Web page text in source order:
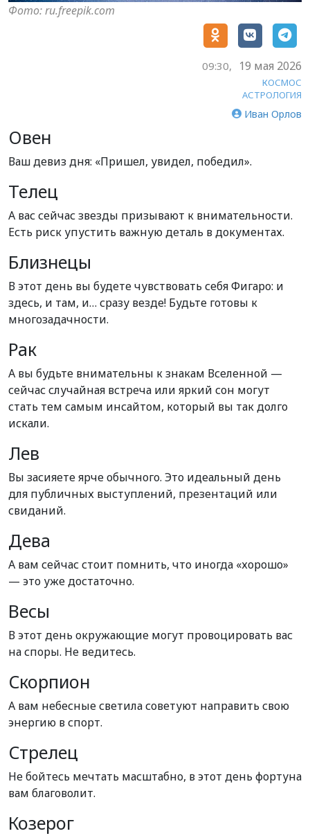
Фото: ru.freepik.com
09:30, 19 мая 2026
КОСМОС
АСТРОЛОГИЯ
Иван Орлов
Овен
Ваш девиз дня: «Пришел, увидел, победил».
Телец
А вас сейчас звезды призывают к внимательности.
Есть риск упустить важную деталь в документах.
Близнецы
В этот день вы будете чувствовать себя Фигаро: и
здесь, и там, и… сразу везде! Будьте готовы к
многозадачности.
Рак
А вы будьте внимательны к знакам Вселенной —
сейчас случайная встреча или яркий сон могут
стать тем самым инсайтом, который вы так долго
искали.
Лев
Вы засияете ярче обычного. Это идеальный день
для публичных выступлений, презентаций или
свиданий.
Дева
А вам сейчас стоит помнить, что иногда «хорошо»
— это уже достаточно.
Весы
В этот день окружающие могут провоцировать вас
на споры. Не ведитесь.
Скорпион
А вам небесные светила советуют направить свою
энергию в спорт.
Стрелец
Не бойтесь мечтать масштабно, в этот день фортуна
вам благоволит.
Козерог